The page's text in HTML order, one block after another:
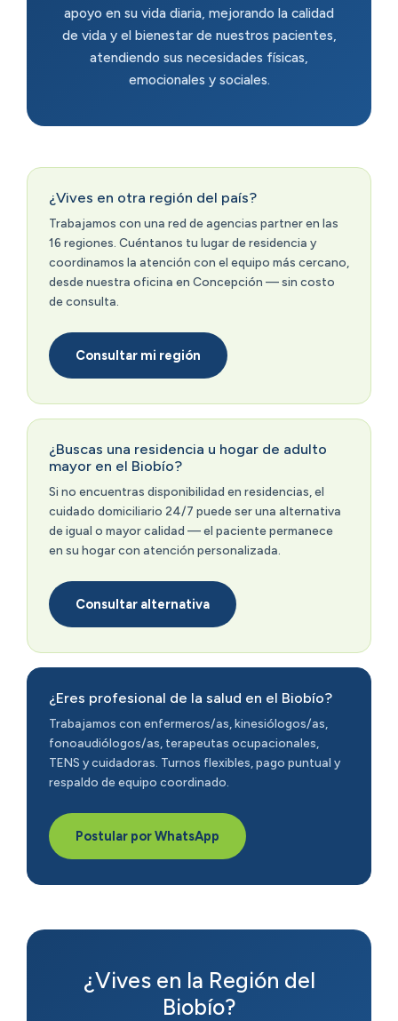
apoyo en su vida diaria, mejorando la calidad
de vida y el bienestar de nuestros pacientes,
atendiendo sus necesidades físicas,
emocionales y sociales.
¿Vives en otra región del país?
Trabajamos con una red de agencias partner en las
16 regiones. Cuéntanos tu lugar de residencia y
coordinamos la atención con el equipo más cercano,
desde nuestra oficina en Concepción — sin costo
de consulta.
Consultar mi región
¿Buscas una residencia u hogar de adulto
mayor en el Biobío?
Si no encuentras disponibilidad en residencias, el
cuidado domiciliario 24/7 puede ser una alternativa
de igual o mayor calidad — el paciente permanece
en su hogar con atención personalizada.
Consultar alternativa
¿Eres profesional de la salud en el Biobío?
Trabajamos con enfermeros/as, kinesiólogos/as,
fonoaudiólogos/as, terapeutas ocupacionales,
TENS y cuidadoras. Turnos flexibles, pago puntual y
respaldo de equipo coordinado.
Postular por WhatsApp
¿Vives en la Región del
Biobío?